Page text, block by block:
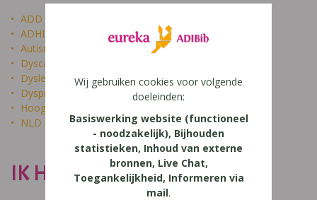
ADD
ADHD
Autisme
Dyscalculie
Dyslexie
Dyspraxie
Hoogbegaafdheid
NLD
IK HEET NIET DOM
Wij gebruiken cookies voor volgende
doeleinden:
Basiswerking website (functioneel
- noodzakelijk), Bijhouden
statistieken, Inhoud van externe
bronnen, Live Chat,
Toegankelijkheid, Informeren via
mail.